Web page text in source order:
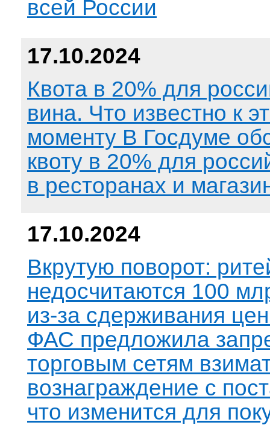
всей России
17.10.2024
Квота в 20% для
вина. Что известно к
моменту В Госдуме
квоту в 20% для
в ресторанах и
17.10.2024
Вкрутую поворот:
недосчитаются 100
из-за сдерживания
ФАС предложила
торговым сетям
вознаграждение с
что изменится для